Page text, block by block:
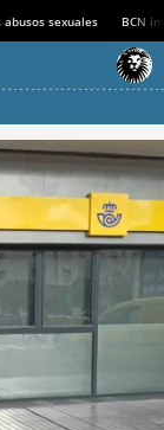
sexuales BCN